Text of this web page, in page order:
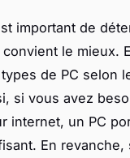
important de
le mieux.
de PC selon
si vous avez
internet, un PC
En revanche,